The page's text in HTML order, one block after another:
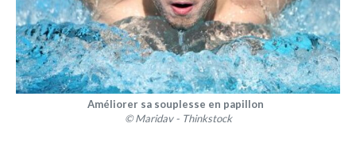
Améliorer sa souplesse en papillon
© Maridav - Thinkstock